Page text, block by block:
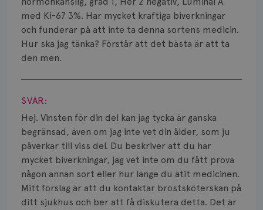
med Ki-67 3%. Har mycket kraftiga biverkningar
och funderar på att inte ta denna sortens medicin.
Hur ska jag tänka? Förstår att det bästa är att ta
den men.
Visa svar
SVAR:
Hej. Vinsten för din del kan jag tycka är ganska
begränsad, även om jag inte vet din ålder, som ju
påverkar till viss del. Du beskriver att du har
mycket biverkningar, jag vet inte om du fått prova
någon annan sort eller hur länge du ätit medicinen.
Mitt förslag är att du kontaktar bröstsköterskan på
ditt sjukhus och ber att få diskutera detta. Det är
Läkemedel
Typ av bröstcancer
Prognos
Risker
Spridd bröstcancer
Strålning
Vätska